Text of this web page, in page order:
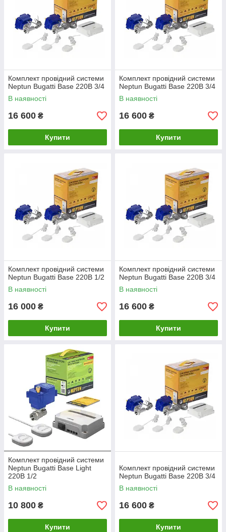
Комплект провідний системи
Neptun Bugatti Base 220B 3/4
В наявності
16 600 ₴
Купити
Комплект провідний системи
Neptun Bugatti Base 220B 3/4
В наявності
16 600 ₴
Купити
Комплект провідний системи
Neptun Bugatti Base 220B 1/2
В наявності
16 000 ₴
Купити
Комплект провідний системи
Neptun Bugatti Base 220B 3/4
В наявності
16 600 ₴
Купити
Комплект провідний системи
Neptun Bugatti Base Light
220В 1/2
В наявності
10 800 ₴
Купити
Комплект провідний системи
Neptun Bugatti Base 220B 3/4
В наявності
16 600 ₴
Купити